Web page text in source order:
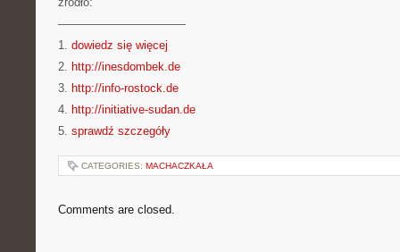
———————————
1. dowiedz się więcej
2. http://inesdombek.de
3. http://info-rostock.de
4. http://initiative-sudan.de
5. sprawdź szczegóły
CATEGORIES: MACHACZKAŁA
Comments are closed.